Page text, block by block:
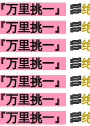
『万里挑一』 🥓
『万里挑一』 🥓
『万里挑一』 🥓
『万里挑一』 🥓
『万里挑一』 🥓
『万里挑一』 🥓
『万里挑一』 🥓